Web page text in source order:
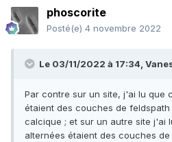
phoscorite
Posté(e) 4 novembre 2022
Le 03/11/2022 à 17:34,
Par contre sur un site, j'ai lu que
étaient des couches de
calcique ; et sur un autre site j'ai
alternées étaient des couches